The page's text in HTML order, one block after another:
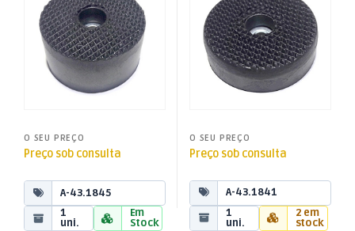
O SEU PREÇO
Preço sob consulta
A-43.1845
1
uni.
Em
Stock
O SEU PREÇO
Preço sob consulta
A-43.1841
1
uni.
2 em
stock